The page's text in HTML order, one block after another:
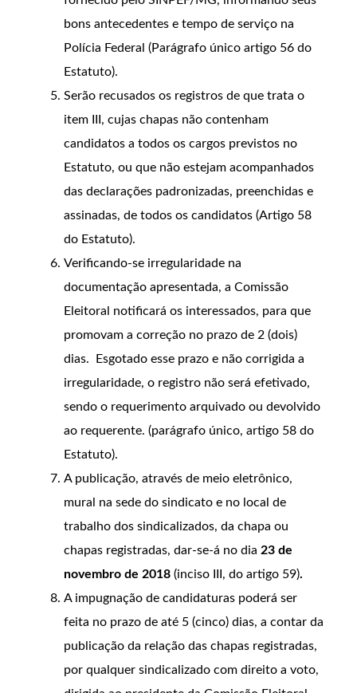
bons antecedentes e tempo de serviço na
Polícia Federal (Parágrafo único artigo 56 do
Estatuto).
Serão recusados os registros de que trata o
item III, cujas chapas não contenham
candidatos a todos os cargos previstos no
Estatuto, ou que não estejam acompanhados
das declarações padronizadas, preenchidas e
assinadas, de todos os candidatos (Artigo 58
do Estatuto).
Verificando-se irregularidade na
documentação apresentada, a Comissão
Eleitoral notificará os interessados, para que
promovam a correção no prazo de 2 (dois)
dias. Esgotado esse prazo e não corrigida a
irregularidade, o registro não será efetivado,
sendo o requerimento arquivado ou devolvido
ao requerente. (parágrafo único, artigo 58 do
Estatuto).
A publicação, através de meio eletrônico,
mural na sede do sindicato e no local de
trabalho dos sindicalizados, da chapa ou
chapas registradas, dar-se-á no dia 23 de
novembro de 2018 (inciso III, do artigo 59).
A impugnação de candidaturas poderá ser
feita no prazo de até 5 (cinco) dias, a contar da
publicação da relação das chapas registradas,
por qualquer sindicalizado com direito a voto,